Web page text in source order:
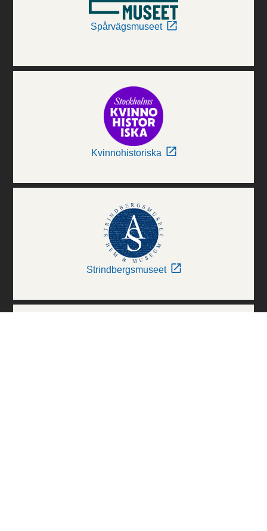
Spårvägsmuseet
Kvinnohistoriska
Strindbergsmuseet